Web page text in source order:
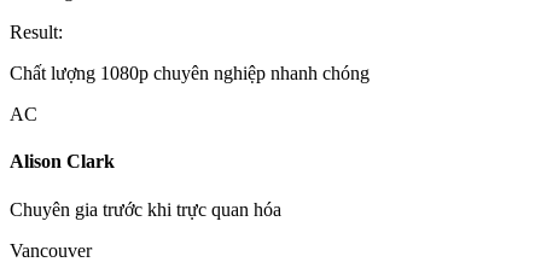
Result:
Chất lượng 1080p chuyên nghiệp nhanh chóng
AC
Alison Clark
Chuyên gia trước khi trực quan hóa
Vancouver